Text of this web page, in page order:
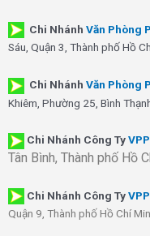
Chi Nhánh Văn Phòng
Sáu, Quận 3, Thành phố Hồ
Chi Nhánh Văn Phòng
Khiêm, Phường 25, Bình
Chi Nhánh Công Ty
Tân Bình, Thành phố Hồ
Chi Nhánh Công Ty
Quận 9, Thành phố Hồ Chí